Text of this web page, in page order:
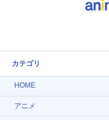
カテゴリ
HOME
アニメ